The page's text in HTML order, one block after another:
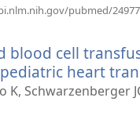
pubmed/
blood cell
heart
Schwarzenberger